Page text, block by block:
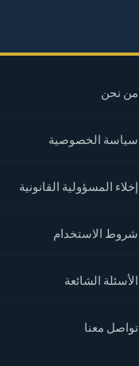
من نحن
سياسة الخصوصية
إخلاء المسؤولية القانونية
شروط الاستخدام
الأسئلة الشائعة
تواصل معنا